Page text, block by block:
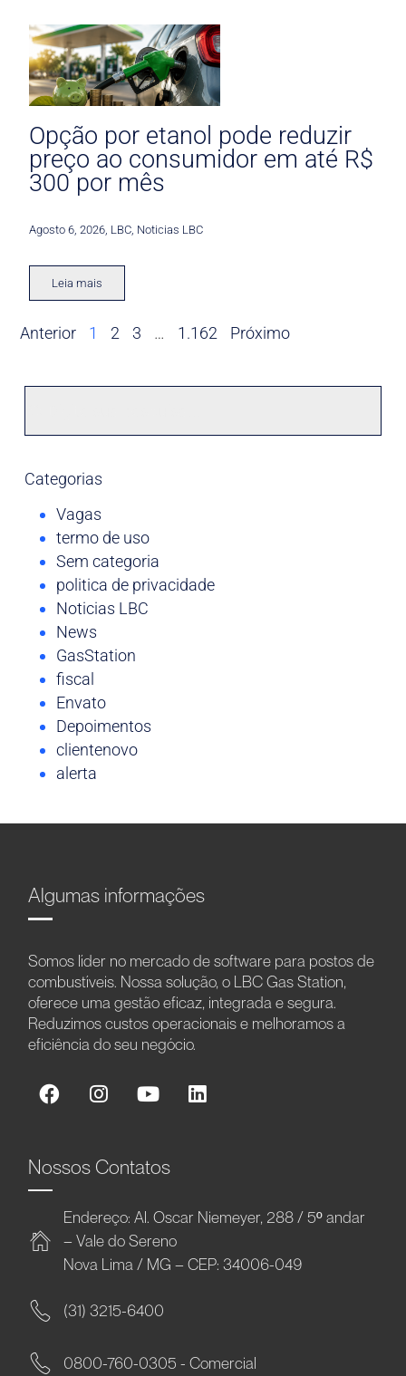
Opção por etanol pode reduzir
preço ao consumidor em até R$
300 por mês
Agosto 6, 2026 LBC Noticias LBC
Leia mais
Anterior 1 2 3 … 1.162 Próximo
Categorias
Vagas
termo de uso
Sem categoria
politica de privacidade
Noticias LBC
News
GasStation
fiscal
Envato
Depoimentos
clientenovo
alerta
Algumas informações
Somos líder no mercado de software para postos de
combustíveis. Nossa solução, o LBC Gas Station,
oferece uma gestão eficaz, integrada e segura.
Reduzimos custos operacionais e melhoramos a
eficiência do seu negócio.
Nossos Contatos
Endereço: Al. Oscar Niemeyer, 288 / 5º andar
– Vale do Sereno
Nova Lima / MG – CEP: 34006-049
(31) 3215-6400
0800-760-0305 - Comercial